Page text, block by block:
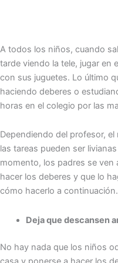
A todos los niños, cuando
tarde viendo la tele, jugar en
con sus juguetes. Lo último
haciendo deberes o
horas en el colegio por las
Dependiendo del profesor,
las tareas pueden ser
momento, los padres se ven
hacer los deberes y que lo
cómo hacerlo a continuación.
Deja que descansen
No hay nada que los niños